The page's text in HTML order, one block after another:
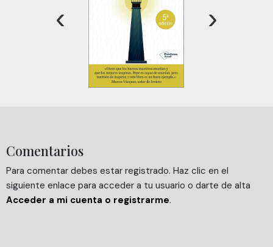
web, quienes pueden combinarla con otra información
que les haya proporcionado o que hayan recopilado a
partir del uso que haya hecho de sus servicios.
‹ ›
Comentarios
Para comentar debes estar registrado. Haz clic en el
siguiente enlace para acceder a tu usuario o darte de alta
Acceder a mi cuenta o registrarme.